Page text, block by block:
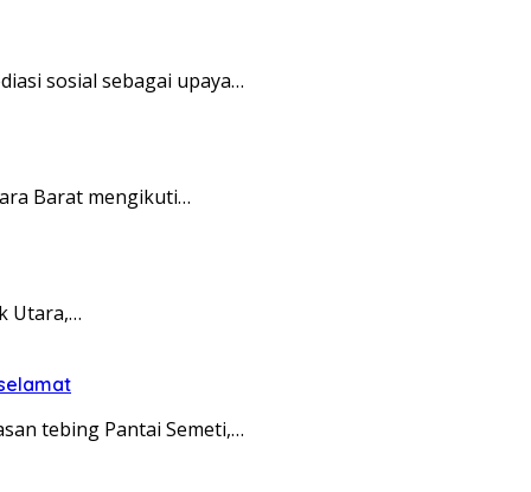
sosial sebagai upaya…
Barat mengikuti…
Utara,…
tebing Pantai Semeti,…